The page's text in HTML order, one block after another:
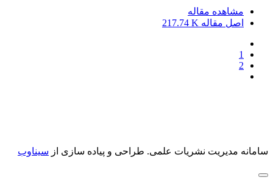
مشاهده مقاله
اصل مقاله 217.74 K
1
2
سامانه مدیریت نشریات علمی. طراحی و پیاده سازی از سیناوب